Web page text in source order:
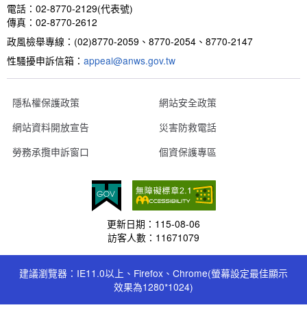
電話：02-8770-2129(代表號)
傳真：02-8770-2612
政風檢舉專線：(02)8770-2059、8770-2054、8770-2147
性騷擾申訴信箱： appeal@anws.gov.tw
隱私權保護政策
網站安全政策
網站資料開放宣告
災害防救電話
勞務承攬申訴窗口
個資保護專區
更新日期： 115-08-06
訪客人數： 11671079
建議瀏覽器：IE11.0以上、Firefox、Chrome(螢幕設定最佳顯示
效果為1280*1024)